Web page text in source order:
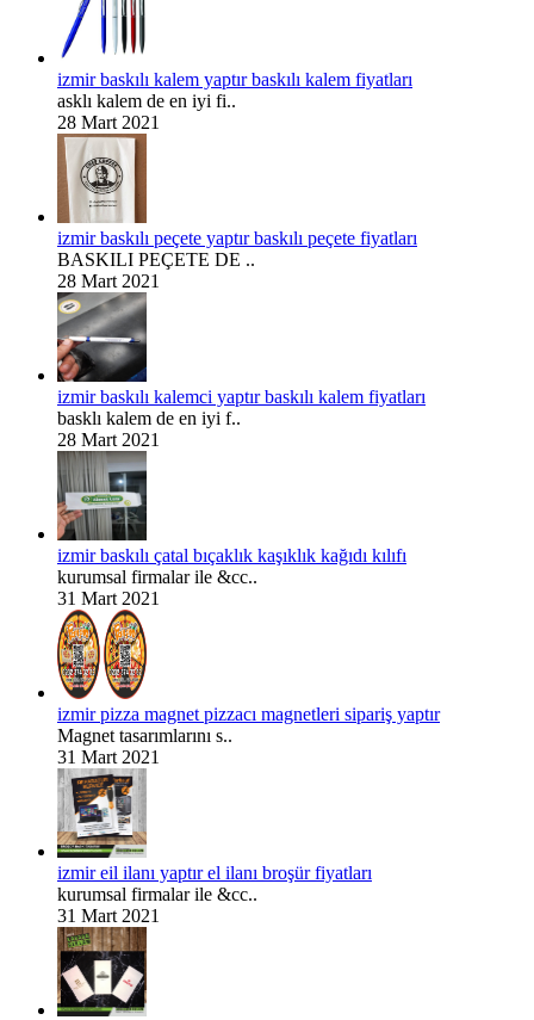
izmir baskılı kalem yaptır baskılı kalem fiyatları
asklı kalem de en iyi fi..
28 Mart 2021
izmir baskılı peçete yaptır baskılı peçete fiyatları
BASKILI PEÇETE DE ..
28 Mart 2021
izmir baskılı kalemci yaptır baskılı kalem fiyatları
basklı kalem de en iyi f..
28 Mart 2021
izmir baskılı çatal bıçaklık kaşıklık kağıdı kılıfı
kurumsal firmalar ile &cc..
31 Mart 2021
izmir pizza magnet pizzacı magnetleri sipariş yaptır
Magnet tasarımlarını s..
31 Mart 2021
izmir eil ilanı yaptır el ilanı broşür fiyatları
kurumsal firmalar ile &cc..
31 Mart 2021